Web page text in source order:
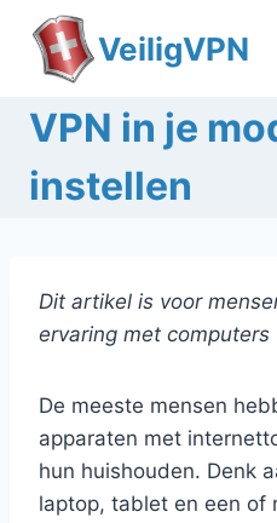
Doorgaan
naar
inhoud
VeiligVPN
VPN in je
instellen
Dit artikel is voor
ervaring met computers
De meeste mensen
apparaten met
hun huishouden. Denk
laptop, tablet en een of